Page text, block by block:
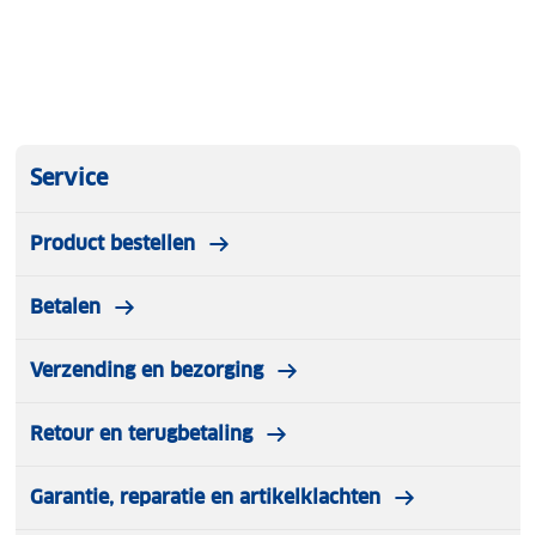
Service
Product bestellen
Betalen
Verzending en bezorging
Retour en terugbetaling
Garantie, reparatie en artikelklachten